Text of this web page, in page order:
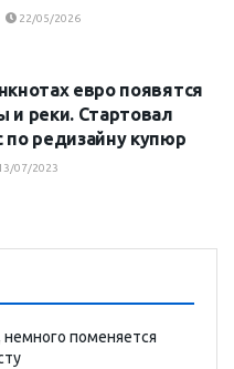
22/05/2026
евро появятся
и реки. Стартовал
по редизайну купюр
07/2023
немного поменяется